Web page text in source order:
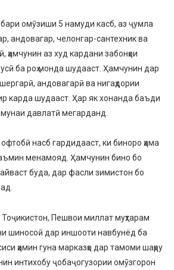
омӯзиши 5 намуди касб, аз ҷумла
андовагар, челонгар-сантехник ва
ҳамчунин аз худ кардани забонҳои
ба роҳ монда шудааст. Ҳамчунин дар
андовагарӣ ва нигаҳдории
карда шудааст. Ҳар як хонанда баъди
давлатӣ мегарданд.
насб гардидааст, ки биноро ҳама
менамояд. Ҳамчунин бино бо
буда, дар фасли зимистон бо
Тоҷикистон, Пешвои миллат муҳтарам
шиносоӣ дар иншооти навбунёд ба
ҳамин гуна марказҳо дар тамоми шаҳру
интихобу ҷобаҷогузории омӯзгорон